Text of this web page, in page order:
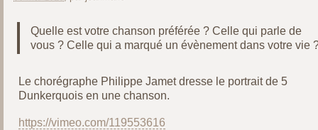
Quelle est votre chanson préférée ? Celle qui parle de
vous ? Celle qui a marqué un évènement dans votre vie
Le chorégraphe Philippe Jamet dresse le portrait de 5
Dunkerquois en une chanson.
https://vimeo.com/119553616